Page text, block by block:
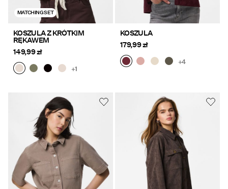
MATCHING SET
KOSZULA Z KRÓTKIM
RĘKAWEM
149,99 zł
+1
KOSZULA
179,99 zł
+4